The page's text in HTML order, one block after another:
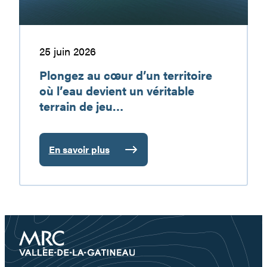
terrain25 juin 2026
Plongez au cœur d’un territoire
où l’eau devient un véritable
terrain de jeu…
En savoir plus
:
Plongez
au
d’un
territoire
où
l’eau